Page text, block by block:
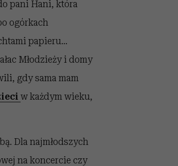
pani Hani, która
ogórkach
papieru…
Młodzieży i domy
gdy sama mam
w każdym wieku,
Dla najmłodszych
na koncercie czy